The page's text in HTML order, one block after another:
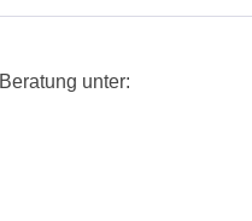
unter: